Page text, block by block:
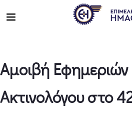
Αμοιβή Εφημεριών
Ακτινολόγου στο